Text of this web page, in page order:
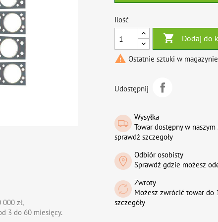
zł,
3 do 60 miesięcy.
Ilość
 Dodaj do
 Ostatnie sztuki w magazynie
Udostępnij
Wysyłka
Towar dostępny w
sprawdź szczegoły
Odbiór osobisty
Sprawdź gdzie możesz
Zwroty
Możesz zwrócić towar do
szczegóły